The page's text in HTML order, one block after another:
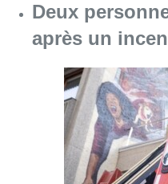
Deux
après un